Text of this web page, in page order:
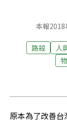
本報2018
路殺 人
原本為了改善